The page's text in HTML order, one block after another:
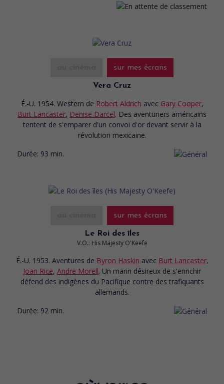
sur mes écrans
Vera Cruz
É.-U. 1954. Western de Robert Aldrich avec Gary Cooper,
Burt Lancaster, Denise Darcel. Des aventuriers américains
tentent de s'emparer d'un convoi d'or devant servir à la
révolution mexicaine.
Durée: 93 min.
sur mes écrans
Le Roi des îles
V.O.: His Majesty O'Keefe
É.-U. 1953. Aventures de Byron Haskin avec Burt Lancaster,
Joan Rice, Andre Morell. Un marin désireux de s'enrichir
défend des indigènes du Pacifique contre des trafiquants
allemands.
Durée: 92 min.